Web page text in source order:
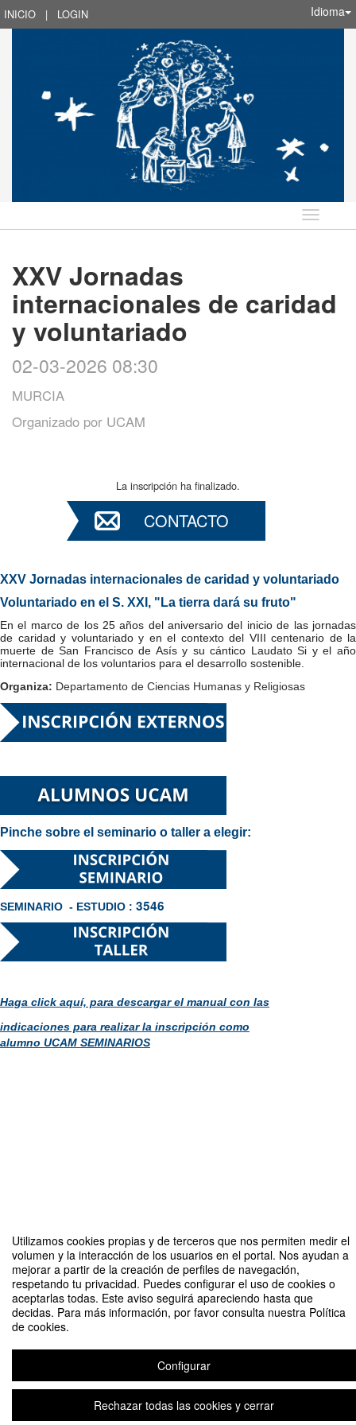
Utilizamos cookies propias y de terceros que nos permiten medir el
volumen y la interacción de los usuarios en el portal. Nos ayudan a
mejorar a partir de la creación de perfiles de navegación,
respetando tu privacidad. Puedes configurar el uso de cookies o
aceptarlas todas. Este aviso seguirá apareciendo hasta que
decidas. Para más información, por favor consulta nuestra Política
de cookies.
Configurar
Rechazar todas las cookies y cerrar
INICIO | LOGIN Idioma
Idioma
XXV Jornadas
internacionales de caridad
y voluntariado
02-03-2026 08:30
MURCIA
Organizado por UCAM
La inscripción ha finalizado.
CONTACTO
XXV Jornadas internacionales de caridad y voluntariado
Voluntariado en el S. XXI, "La tierra dará su fruto"
En el marco de los 25 años del aniversario del inicio de las jornadas
de caridad y voluntariado y en el contexto del VIII centenario de la
muerte de San Francisco de Asís y su cántico Laudato Si y el año
internacional de los voluntarios para el desarrollo sostenible.
Organiza: Departamento de Ciencias Humanas y Religiosas
Pinche sobre el seminario o taller a elegir:
SEMINARIO - ESTUDIO : 3546
Haga click aquí, para descargar el manual con las
indicaciones para realizar la inscripción como
alumno UCAM SEMINARIOS
XXV Jornadas internacionales de caridad y voluntariado
Organizado por UCAM
Contacto
Plataforma de organización de eventos Symposium